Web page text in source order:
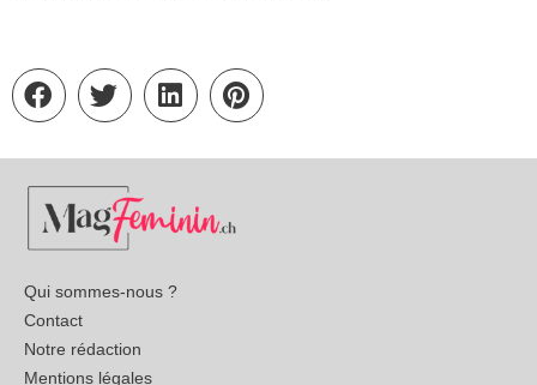
Qui sommes-nous ?
Contact
Notre rédaction
Mentions légales